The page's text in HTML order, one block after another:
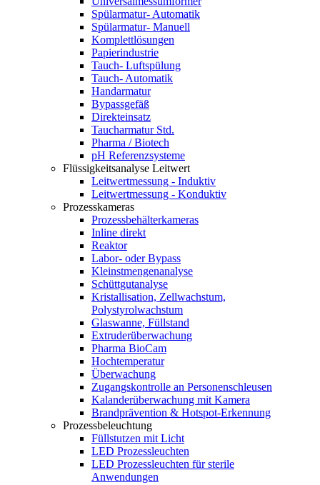
Spülarmatur- Automatik
Spülarmatur- Manuell
Komplettlösungen
Papierindustrie
Tauch- Luftspülung
Tauch- Automatik
Handarmatur
Bypassgefäß
Direkteinsatz
Taucharmatur Std.
Pharma / Biotech
pH Referenzsysteme
Flüssigkeitsanalyse Leitwert
Leitwertmessung - Induktiv
Leitwertmessung - Konduktiv
Prozesskameras
Prozessbehälterkameras
Inline direkt
Reaktor
Labor- oder Bypass
Kleinstmengenanalyse
Schüttgutanalyse
Kristallisation, Zellwachstum,
Polystyrolwachstum
Glaswanne, Füllstand
Extruderüberwachung
Pharma BioCam
Hochtemperatur
Überwachung
Zugangskontrolle an Personenschleusen
Kalanderüberwachung mit Kamera
Brandprävention & Hotspot-Erkennung
Prozessbeleuchtung
Füllstutzen mit Licht
LED Prozessleuchten
LED Prozessleuchten für sterile
Anwendungen